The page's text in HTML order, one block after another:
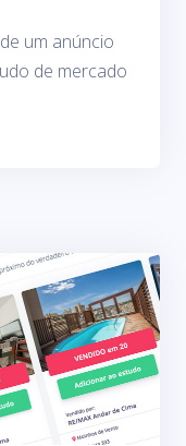
um anúncio
de mercado